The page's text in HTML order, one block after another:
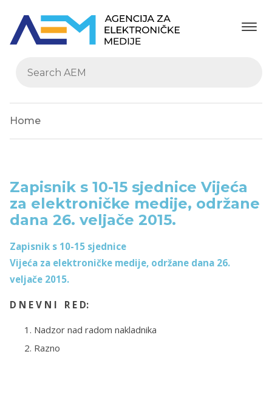
Home
Zapisnik s 10-15 sjednice Vijeća
za elektroničke medije, održane
dana 26. veljače 2015.
Zapisnik s 10-15 sjednice
Vijeća za elektroničke medije, održane dana 26.
veljače 2015.
D N E V N I R E D:
Nadzor nad radom nakladnika
Razno